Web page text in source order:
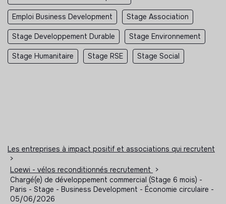
Emploi Business Development Stage Association
Stage Developpement Durable Stage Environnement
Stage Humanitaire Stage RSE Stage Social
Les entreprises à impact positif et associations qui recrutent
>
Loewi - vélos reconditionnés recrutement
>
Chargé(e) de développement commercial (Stage 6 mois) -
Paris - Stage - Business Development - Économie circulaire -
05/06/2026